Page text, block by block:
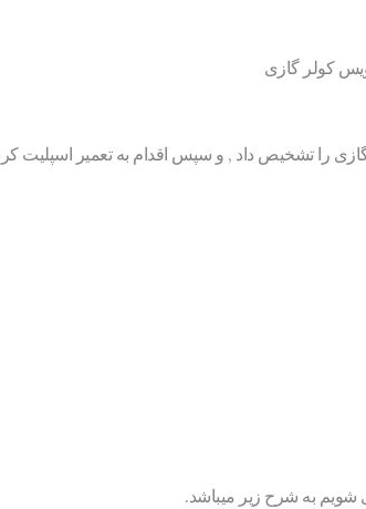
را تشخیص داد , و سپس اقدام به تعمیر اسپلیت
شویم به شرح زیر میباشد.